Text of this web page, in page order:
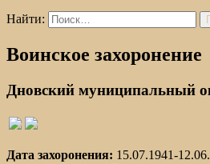
Найти:
Воинское захоронение
Дновский муниципальный
Дата захоронения: 15.07.1941-